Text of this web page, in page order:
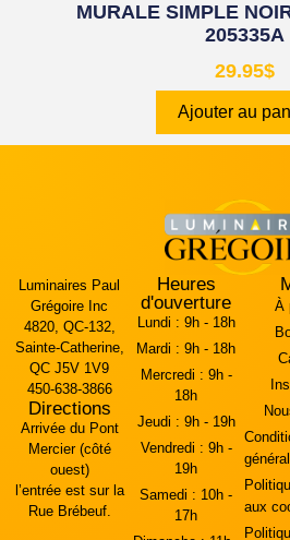
MURALE SIMPLE
205335A
29.95$
Ajouter au
Luminaires Paul
Grégoire Inc
4820, QC-132,
Sainte-Catherine,
QC J5V 1V9
450-638-3866
Directions
Arrivée du Pont
Mercier (côté
ouest)
l’entrée est sur la
Rue Brébeuf.
Heures
d'ouverture
Lundi : 9h - 18h
Mardi : 9h - 18h
Mercredi : 9h -
18h
Jeudi : 9h - 19h
Vendredi : 9h -
19h
Samedi : 10h -
17h
À
aux